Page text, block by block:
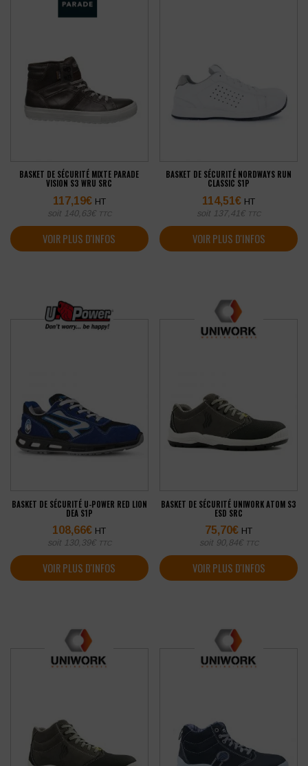
BASKET DE SÉCURITÉ MIXTE PARADE
VISION S3 WRU SRC
117,19€ HT
soit 140,63€ TTC
VOIR PLUS D'INFOS
BASKET DE SÉCURITÉ NORDWAYS RUN
CLASSIC S1P
114,51€ HT
soit 137,41 € TTC
VOIR PLUS D'INFOS
BASKET DE SÉCURITÉ U-POWER RED LION
DEA S1P
108,66€ HT
soit 130,39€ TTC
VOIR PLUS D'INFOS
BASKET DE SÉCURITÉ UNIWORK ATOM S3
ESD SRC
75,70€ HT
soit 90,84€ TTC
VOIR PLUS D'INFOS